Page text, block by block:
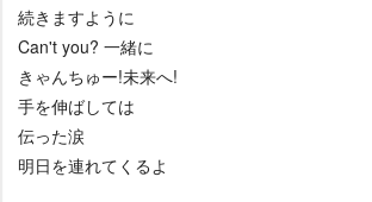
続きますように
Can't you? 一緒に
きゃんちゅー!未来へ!
手を伸ばしては
伝った涙
明日を連れてくるよ